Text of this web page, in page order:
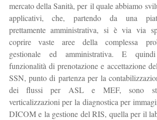
mercato della Sanità, per il quale abbiamo
applicativi, che, partendo da una
prettamente amministrativa, si è via via
coprire vaste aree della complessa
gestionale ed amministrativa. E
funzionalità di prenotazione e accettazione
SSN, punto di partenza per la
dei flussi per ASL e MEF, sono
verticalizzazioni per la diagnostica per
DICOM e la gestione del RIS, quella per il